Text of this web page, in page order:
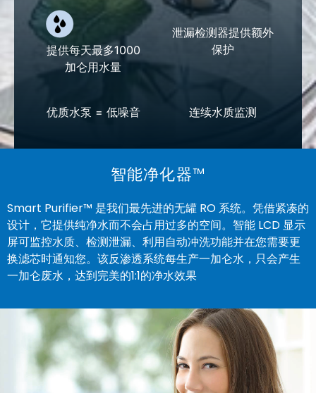
提供每天最多1000
加仑用水量
泄漏检测器提供额外
保护
优质水泵 = 低噪音 连续水质监测
智能净化器™
Smart Purifier™ 是我们最先进的无罐 RO 系统。凭借紧凑的
设计，它提供纯净水而不会占用过多的空间。智能 LCD 显示
屏可监控水质、检测泄漏、利用自动冲洗功能并在您需要更
换滤芯时通知您。该反渗透系统每生产一加仑水，只会产生
一加仑废水，达到完美的1:1的净水效果